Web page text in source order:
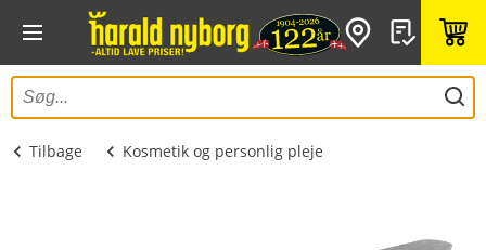
Tilbage Kosmetik og personlig pleje